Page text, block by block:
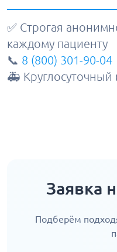
✅ Строгая
каждому пациенту
📞 8 (800) 301-90-04
🚑
Заявка
Подберём